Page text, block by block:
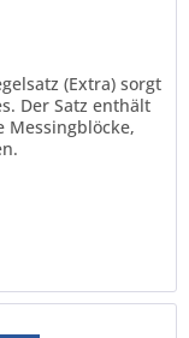
(Extra) sorgt
Der Satz enthält
Messingblöcke,